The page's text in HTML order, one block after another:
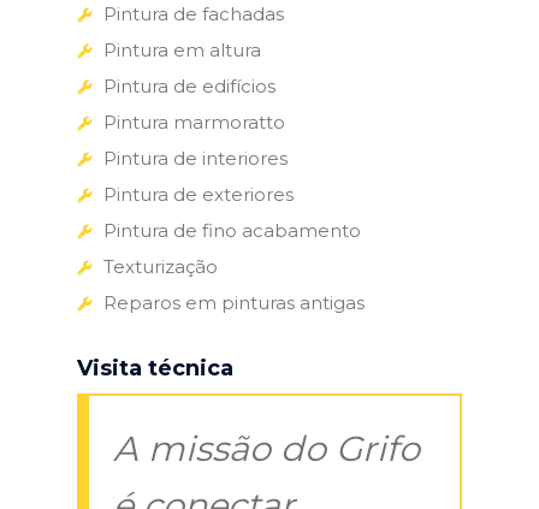
Pintura de fachadas
Pintura em altura
Pintura de edifícios
Pintura marmoratto
Pintura de interiores
Pintura de exteriores
Pintura de fino acabamento
Texturização
Reparos em pinturas antigas
Visita técnica
A missão do Grifo